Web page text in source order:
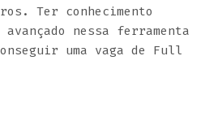
Ter conhecimento
nessa ferramenta
uma vaga de Full